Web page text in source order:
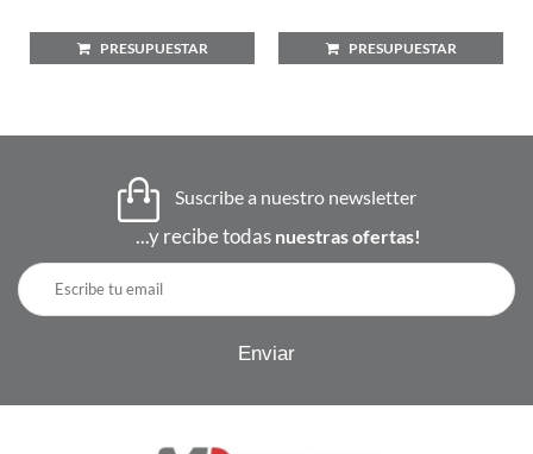
PRESUPUESTAR PRESUPUESTAR
Suscribe a nuestro newsletter
...y recibe todas nuestras ofertas!